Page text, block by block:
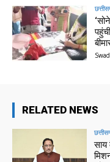
RELATED NEWS